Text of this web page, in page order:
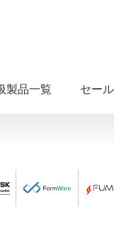
製品一覧 セー